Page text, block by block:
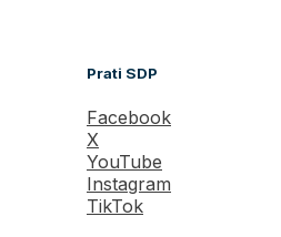
Prati SDP
Facebook
X
YouTube
Instagram
TikTok